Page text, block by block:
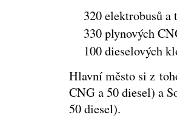
320 elektrobusů a
330 plynových
100 dieselových
Hlavní město si z
CNG a 50 diesel) a
50 diesel).